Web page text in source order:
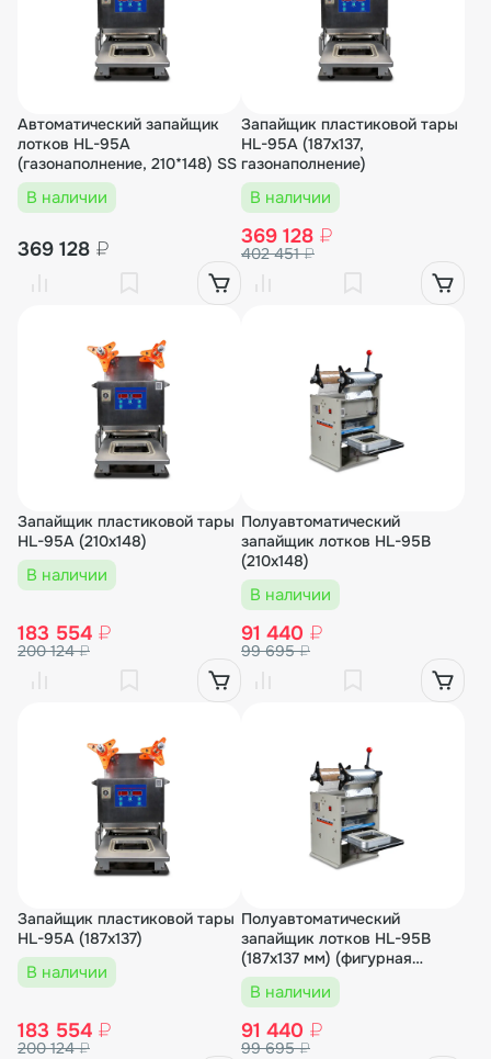
Автоматический запайщик
лотков HL-95A
(газонаполнение, 210*148) SS
В наличии
369 128 ₽
Запайщик пластиковой тары
HL-95A (187х137,
газонаполнение)
В наличии
369 128 ₽
402 451₽
Запайщик пластиковой тары
HL-95A (210х148)
В наличии
183 554 ₽
200 124₽
Полуавтоматический
запайщик лотков HL-95B
(210х148)
В наличии
91 440 ₽
99 695₽
Запайщик пластиковой тары
HL-95A (187х137)
В наличии
183 554 ₽
200 124₽
Полуавтоматический
запайщик лотков HL-95B
(187х137 мм) (фигурная
матрица)
В наличии
91 440 ₽
99 695₽